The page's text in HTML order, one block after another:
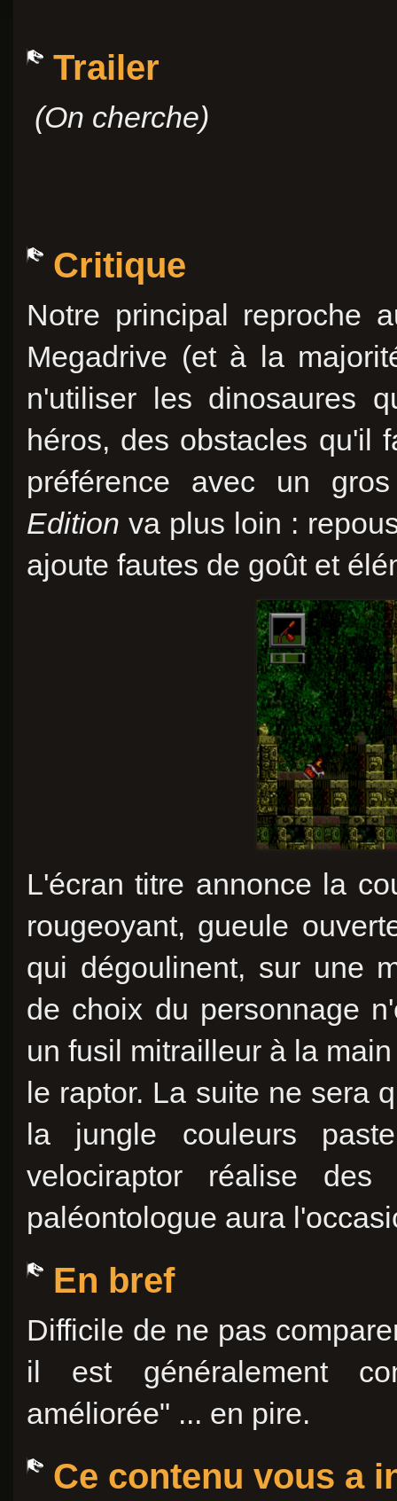
Trailer
(On cherche)
Critique
Notre principal reproche
Megadrive (et à la
n'utiliser les dinosaures
héros, des obstacles qu'il
préférence avec un
Edition va plus loin :
ajoute fautes de goût et
L'écran titre annonce la
rougeoyant, gueule
qui dégoulinent, sur une
de choix du personnage
un fusil mitrailleur à la
le raptor. La suite ne sera
la jungle couleurs
velociraptor réalise
paléontologue aura
En bref
Difficile de ne pas
il est généralement
améliorée" ... en pire.
Ce contenu vous a